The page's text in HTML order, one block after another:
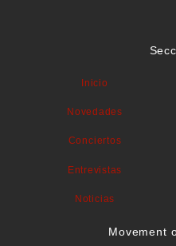
Inicio
Novedades
Conciertos
Entrevistas
Noticias
Movement